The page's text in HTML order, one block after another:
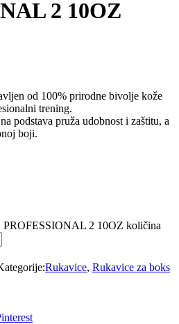
2 10OZ
od 100% prirodne bivolje kože
trening.
podstava pruža udobnost i zaštitu, a
boji.
2 10OZ količina
Rukavice, Rukavice za boks